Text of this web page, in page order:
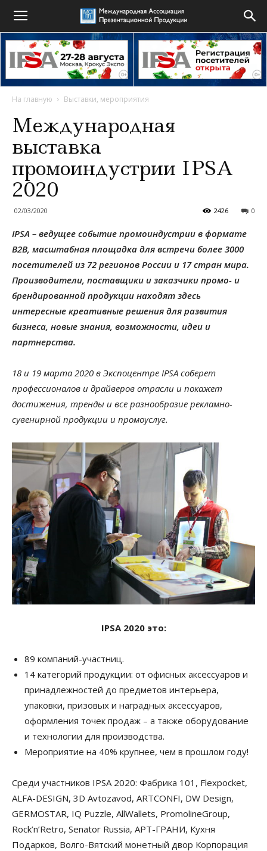
На главную Выставки, мероприятия
Международная
выставка
промоиндустрии IPSA
2020
02/03/2020 0
2426
IPSA – ведущее событие промоиндустрии в формате
В2В, масштабная площадка для встречи более 3000
посетителей из 72 регионов России и 17 стран мира.
Производители, поставщики и заказчики промо- и
брендированной продукции находят здесь
интересные креативные решения для развития
бизнеса, новые знания, возможности, идеи и
партнерства.
18 и 19 марта 2020 в Экспоцентре IPSA соберет
профессионалов и драйверов отрасли и покажет
достижения, тренды и все разнообразие рекламно-
сувенирной продукции и промоуслуг.
IPSA 2020 это:
89 компаний-участниц.
14 категорий продукции: от офисных аксессуаров и
принадлежностей до предметов интерьера,
упаковки, призовых и наградных аксессуаров,
оформления точек продаж – а также оборудование
и технологии для производства.
Мероприятие на 40% крупнее, чем в прошлом году!
Среди участников IPSA 2020: Фабрика 101, Flexpocket,
ALFA-DESIGN, 3D Avtozavod, ARTCONFI, DW Design,
GERMOSTAR, IQ Puzzle, AllWallets, PromolineGroup,
Rock’n’Retro, Senator Russia, АРТ-ГРАНИ, Кухня
Подарков, Волго-Вятский монетный двор Корпорация